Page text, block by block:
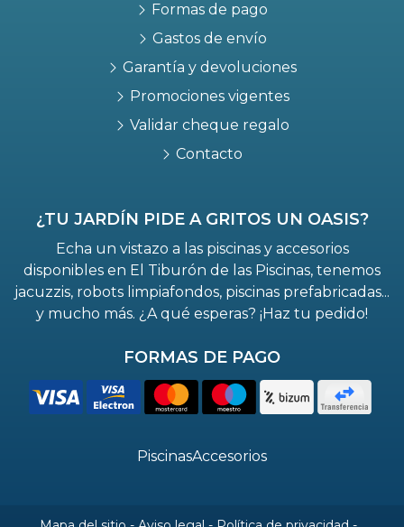
¿TU JARDÍN PIDE A GRITOS UN OASIS?
Echa un vistazo a las piscinas y accesorios
disponibles en El Tiburón de las Piscinas, tenemos
jacuzzis, robots limpiafondos, piscinas prefabricadas...
y mucho más. ¿A qué esperas? ¡Haz tu pedido!
FORMAS DE PAGO
Formas de pago
Gastos de envío
Garantía y devoluciones
Promociones vigentes
Validar cheque regalo
Contacto
PiscinasAccesorios